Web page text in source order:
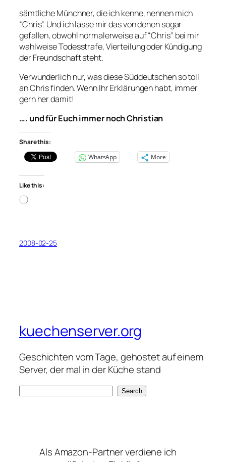
sämtliche Münchner, die ich kenne, nennen mich
“Chris”. Und ich lasse mir das von denen sogar
gefallen, obwohl normalerweise auf “Chris” bei mir
wahlweise Todesstrafe, Vierteilung oder Kündigung
der Freundschaft steht.
Verwunderlich nur, was diese Süddeutschen so toll
an Chris finden. Wenn Ihr Erklärungen habt, immer
gern her damit!
…. und für Euch immer noch Christian
Share this:
WhatsApp
More
Like this:
Loading…
2008-02-25
kuechenserver.org
Geschichten vom Tage, gehostet auf einem
Server, der mal in der Küche stand
Search
Als Amazon-Partner verdiene ich